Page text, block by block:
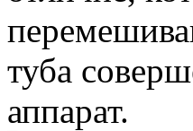
туба
аппарат.